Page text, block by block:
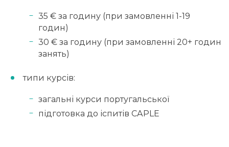
35 € за годину (при замовленні 1-19
годин)
30 € за годину (при замовленні 20+ годин
занять)
типи курсів:
загальні курси португальської
підготовка до іспитів CAPLE